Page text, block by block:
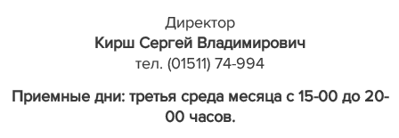
Директор
Кирш Сергей Владимирович
тел. (01511) 74-994
Приемные дни: третья среда месяца с 15-00 до 20-
00 часов.